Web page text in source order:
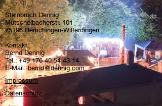
Steinbruch Dennig
Mutschelbacherstr. 101
75196 Remchingen-Wilferdingen
Kontakt:
Bernd Dennig
Tel.:+49 176 40 54 43 14
E-Mail:bernd@dennig.com
Impressum
Datenschutz